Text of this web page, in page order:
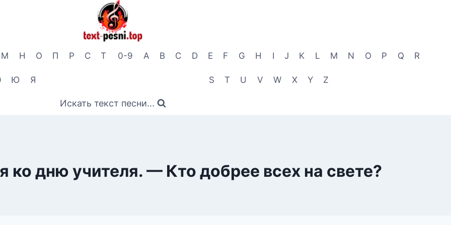
М Н О П Р С Т
Ю Я
0-9 A B C D E F G H I J K L M N O P Q R
S T U V W X Y Z
Искать текст песни...
дню учителя. — Кто добрее всех на свете?